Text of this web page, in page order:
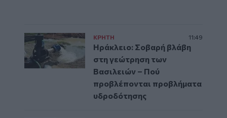
ΚΡΗΤΗ 11:49
Ηράκλειο: Σοβαρή βλάβη
στη γεώτρηση των
Βασιλειών – Πού
προβλέπονται προβλήματα
υδροδότησης